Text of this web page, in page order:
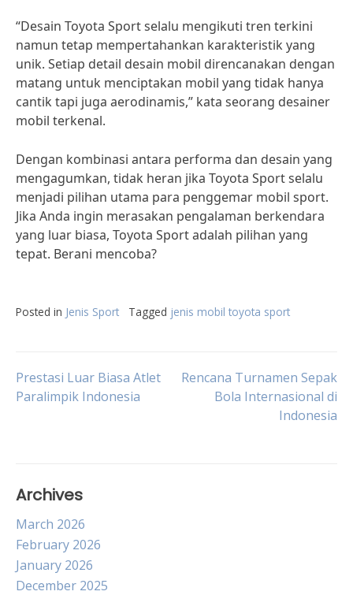
“Desain Toyota Sport selalu mengikuti tren terkini
namun tetap mempertahankan karakteristik yang
unik. Setiap detail desain mobil direncanakan dengan
matang untuk menciptakan mobil yang tidak hanya
cantik tapi juga aerodinamis,” kata seorang desainer
mobil terkenal.
Dengan kombinasi antara performa dan desain yang
mengagumkan, tidak heran jika Toyota Sport selalu
menjadi pilihan utama para penggemar mobil sport.
Jika Anda ingin merasakan pengalaman berkendara
yang luar biasa, Toyota Sport adalah pilihan yang
tepat. Berani mencoba?
Posted in Jenis Sport Tagged jenis mobil toyota sport
Post
Prestasi Luar Biasa Atlet
Paralimpik Indonesia
Rencana Turnamen Sepak
Bola Internasional di
Indonesia
Archives
March 2026
February 2026
January 2026
December 2025